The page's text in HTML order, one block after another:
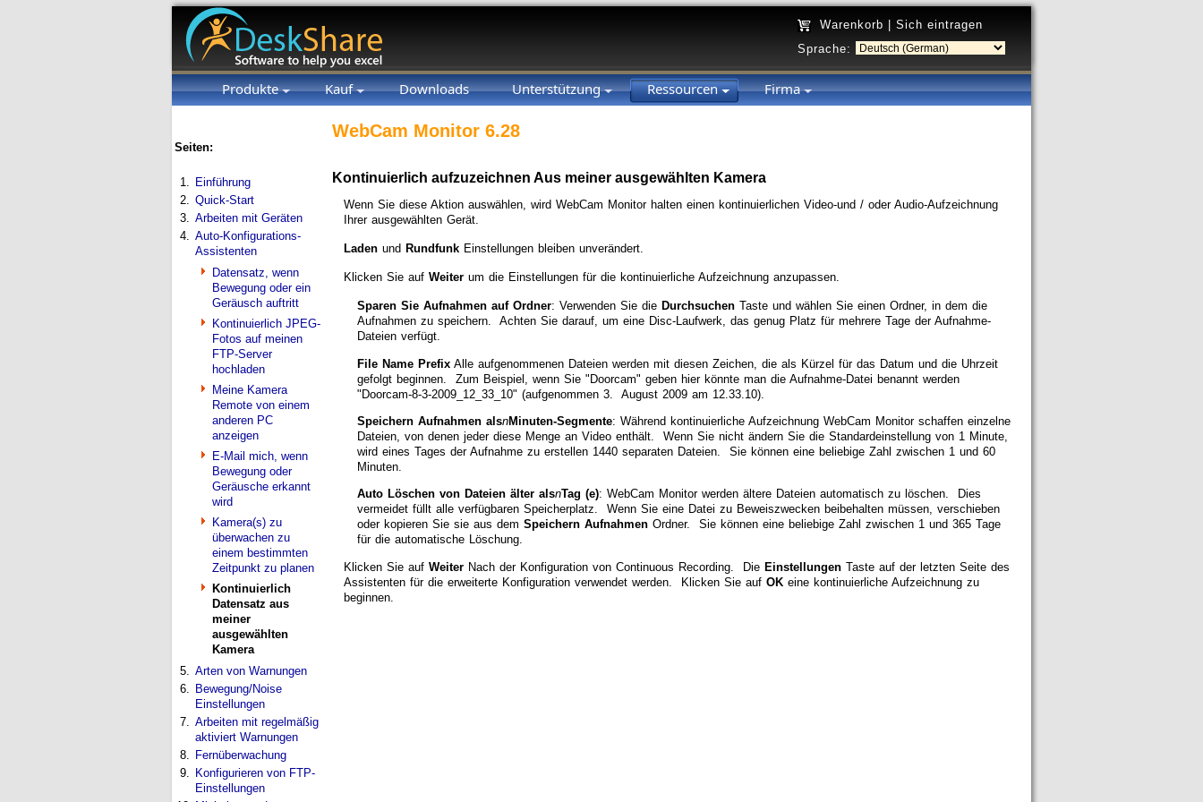
Warenkorb
Sich eintragen
Sprache:
Produkte Kauf Downloads Unterstützung Ressourcen Firma
Seiten:
1. Einführung
2. Quick-Start
3. Arbeiten mit Geräten
4. Auto-Konfigurations-
Assistenten
Datensatz, wenn
Bewegung oder ein
Geräusch auftritt
Kontinuierlich JPEG-
Fotos auf meinen
FTP-Server
hochladen
Meine Kamera
Remote von einem
anderen PC
anzeigen
E-Mail mich, wenn
Bewegung oder
Geräusche erkannt
wird
Kamera(s) zu
überwachen zu
einem bestimmten
Zeitpunkt zu planen
Kontinuierlich
Datensatz aus
meiner
ausgewählten
Kamera
5. Arten von Warnungen
6. Bewegung/Noise
Einstellungen
7. Arbeiten mit regelmäßig
aktiviert Warnungen
8. Fernüberwachung
9. Konfigurieren von FTP-
Einstellungen
WebCam Monitor 6.28
Kontinuierlich aufzuzeichnen Aus meiner ausgewählten Kamera
Wenn Sie diese Aktion auswählen, wird WebCam Monitor halten einen kontinuierlichen Video-und / oder Audio-Aufzeichnung
Ihrer ausgewählten Gerät.
Laden und Rundfunk Einstellungen bleiben unverändert.
Klicken Sie auf Weiter um die Einstellungen für die kontinuierliche Aufzeichnung anzupassen.
Sparen Sie Aufnahmen auf Ordner: Verwenden Sie die Durchsuchen Taste und wählen Sie einen Ordner, in dem die
Aufnahmen zu speichern. Achten Sie darauf, um eine Disc-Laufwerk, das genug Platz für mehrere Tage der Aufnahme-
Dateien verfügt.
File Name Prefix Alle aufgenommenen Dateien werden mit diesen Zeichen, die als Kürzel für das Datum und die Uhrzeit
gefolgt beginnen. Zum Beispiel, wenn Sie "Doorcam" geben hier könnte man die Aufnahme-Datei benannt werden
"Doorcam-8-3-2009_12_33_10" (aufgenommen 3. August 2009 am 12.33.10).
Speichern Aufnahmen alsnMinuten-Segmente: Während kontinuierliche Aufzeichnung WebCam Monitor schaffen einzelne
Dateien, von denen jeder diese Menge an Video enthält. Wenn Sie nicht ändern Sie die Standardeinstellung von 1 Minute,
wird eines Tages der Aufnahme zu erstellen 1440 separaten Dateien. Sie können eine beliebige Zahl zwischen 1 und 60
Minuten.
Auto Löschen von Dateien älter alsnTag (e): WebCam Monitor werden ältere Dateien automatisch zu löschen. Dies
vermeidet füllt alle verfügbaren Speicherplatz. Wenn Sie eine Datei zu Beweiszwecken beibehalten müssen, verschieben
oder kopieren Sie sie aus dem Speichern Aufnahmen Ordner. Sie können eine beliebige Zahl zwischen 1 und 365 Tage
für die automatische Löschung.
Klicken Sie auf Weiter Nach der Konfiguration von Continuous Recording. Die Einstellungen Taste auf der letzten Seite des
Assistenten für die erweiterte Konfiguration verwendet werden. Klicken Sie auf OK eine kontinuierliche Aufzeichnung zu
beginnen.